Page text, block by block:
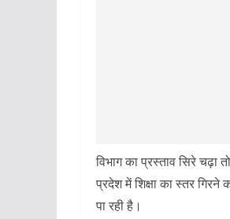
विभाग का प्रस्ताव सिरे चढ़ा
प्रदेश में शिक्षा का स्तर
पा रही है।